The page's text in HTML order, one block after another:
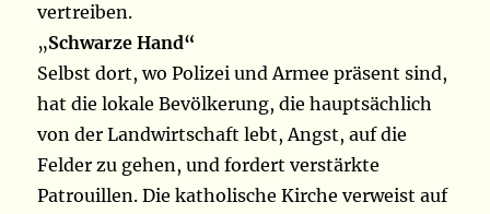
vertreiben.
„Schwarze Hand“
Selbst dort, wo Polizei und Armee präsent sind,
hat die lokale Bevölkerung, die hauptsächlich
von der Landwirtschaft lebt, Angst, auf die
Felder zu gehen, und fordert verstärkte
Patrouillen. Die katholische Kirche verweist auf